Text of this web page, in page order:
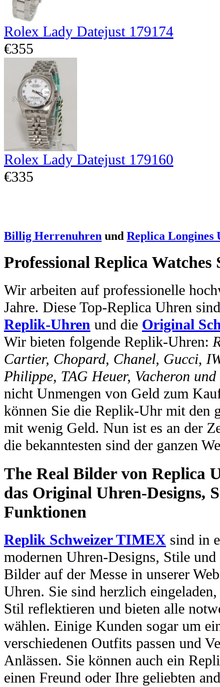
Rolex Lady Datejust 179174
€355
Rolex Lady Datejust 179160
€335
Billig Herrenuhren und Replica Longines
Professional Replica Watches
Wir arbeiten auf professionelle
Jahre. Diese Top-Replica Uhren
Replik-Uhren und die Original
Wir bieten folgende Replik-Uhren:
Cartier, Chopard, Chanel, Gucci,
Philippe, TAG Heuer, Vacheron
nicht Unmengen von Geld zum
können Sie die Replik-Uhr mit den
mit wenig Geld. Nun ist es an der
die bekanntesten sind der ganzen
The Real Bilder von Replica
das Original Uhren-Designs,
Funktionen
Replik Schweizer TIMEX sind in
modernen Uhren-Designs, Stile
Bilder auf der Messe in unserer
Uhren. Sie sind herzlich
Stil reflektieren und bieten alle
wählen. Einige Kunden sogar um
verschiedenen Outfits passen und
Anlässen. Sie können auch ein
einen Freund oder Ihre geliebten